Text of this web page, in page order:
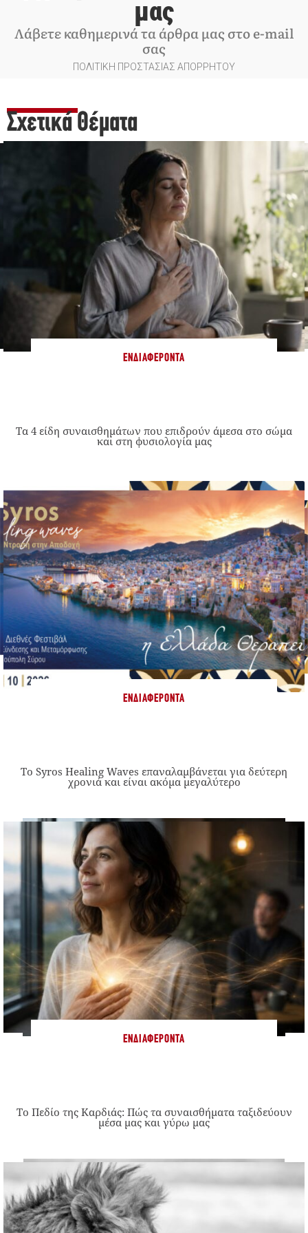
μας
Λάβετε καθημερινά τα άρθρα μας στο e-mail
σας
ΠΟΛΙΤΙΚΗ ΠΡΟΣΤΑΣΙΑΣ ΑΠΟΡΡΗΤΟΥ
Σχετικά Θέματα
ΕΝΔΙΑΦΈΡΟΝΤΑ
Τα 4 είδη συναισθημάτων που επιδρούν άμεσα στο σώμα
και στη φυσιολογία μας
ΕΝΔΙΑΦΈΡΟΝΤΑ
Το Syros Healing Waves επαναλαμβάνεται για δεύτερη
χρονιά και είναι ακόμα μεγαλύτερο
ΕΝΔΙΑΦΈΡΟΝΤΑ
Το Πεδίο της Καρδιάς: Πώς τα συναισθήματα ταξιδεύουν
μέσα μας και γύρω μας